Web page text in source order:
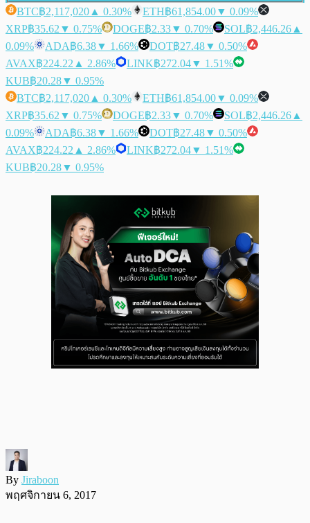
BTC฿2,117,020 ▲ 0.30% ETH฿61,854.00▼ 0.09%
XRP฿35.62 ▼ 0.75% DOGE฿2.33▼ 0.70% SOL฿2,446.26 ▲
0.09%
ADA฿6.38▼ 1.66% DOT฿27.48▼ 0.50%
AVAX฿224.22 ▲ 2.86% LINK฿272.04▼ 1.51%
KUB฿20.28▼ 0.95%
BTC฿2,117,020 ▲ 0.30% ETH฿61,854.00▼ 0.09%
XRP฿35.62 ▼ 0.75% DOGE฿2.33▼ 0.70% SOL฿2,446.26 ▲
0.09%
ADA฿6.38▼ 1.66% DOT฿27.48▼ 0.50%
AVAX฿224.22 ▲ 2.86% LINK฿272.04▼ 1.51%
KUB฿20.28▼ 0.95%
By Jiraboon
พฤศจิกายน 6, 2017